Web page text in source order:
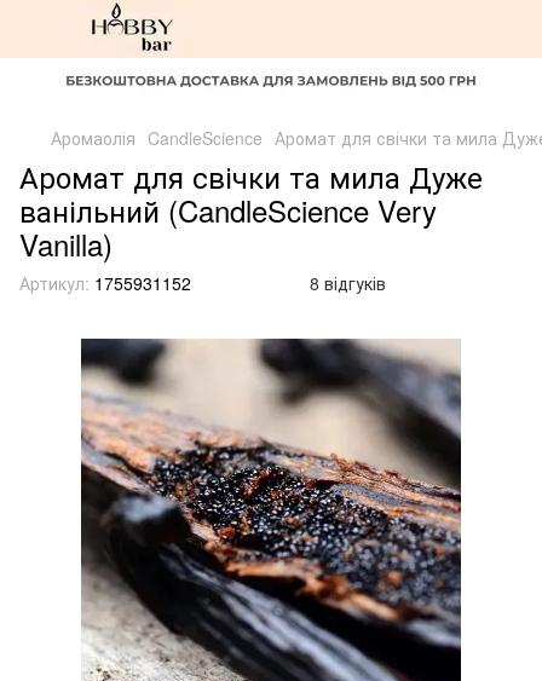
Аромаолія CandleScience Аромат для свічки та мила
Аромат для свічки та мила Дуже
ванільний (CandleScience Very
Vanilla)
Артикул: 1755931152 8 відгуків